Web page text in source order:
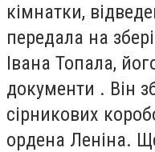
кімнатки,
передала на
Івана Топала,
документи . Він
сірникових
ордена Леніна.